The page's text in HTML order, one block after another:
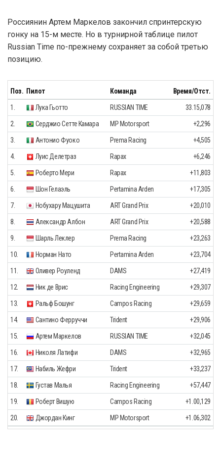
Россиянин Артем Маркелов закончил спринтерскую
гонку на 15-м месте. Но в турнирной таблице пилот
Russian Time по-прежнему сохраняет за собой третью
позицию.
Поз. Пилот Команда Время/Отст.
1. Лука Гьотто RUSSIAN TIME 33.15,078
2. Серджио Сетте Камара MP Motorsport +2,296
3. Антонио Фуоко Prema Racing +4,505
4. Луис Делетраз Rapax +6,246
5. Роберто Мери Rapax +11,803
6. Шон Гелаэль Pertamina Arden +17,305
7. Нобухару Мацушита ART Grand Prix +20,010
8. Александр Албон ART Grand Prix +20,588
9. Шарль Леклер Prema Racing +23,263
10. Норман Нато Pertamina Arden +23,704
11. Оливер Роуленд DAMS +27,419
12. Ник де Врис Racing Engineering +29,307
13. Ральф Бошунг Campos Racing +29,659
14. Сантино Ферруччи Trident +29,906
15. Артем Маркелов RUSSIAN TIME +32,045
16. Николя Латифи DAMS +32,965
17. Набиль Жефри Trident +33,237
18. Густав Малья Racing Engineering +57,447
19. Роберт Вишую Campos Racing +1.00,129
20. Джордан Кинг MP Motorsport +1.06,302